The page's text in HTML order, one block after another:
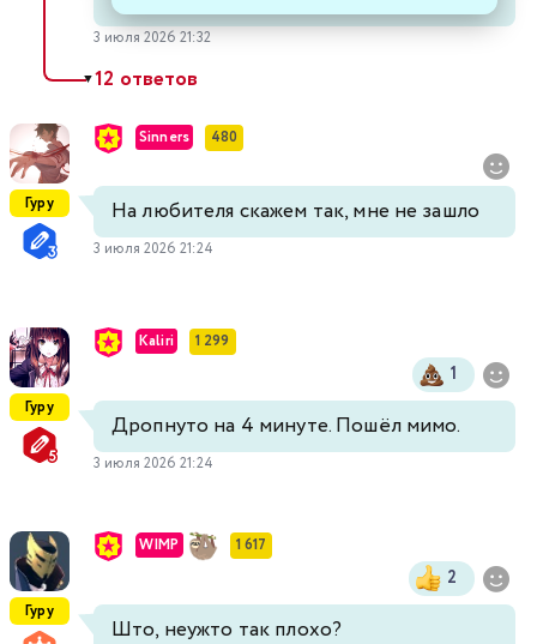
3 июля 2026 21:32
▼12 ответов
Гуру
Sinners 480
На любителя скажем так, мне не зашло
3 июля 2026 21:24
Гуру
Kaliri 1 299
1
Дропнуто на 4 минуте. Пошёл мимо.
3 июля 2026 21:24
Гуру
WIMP 1 617
2
Што, неужто так плохо?